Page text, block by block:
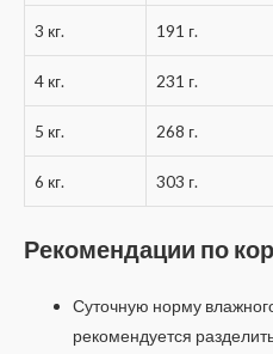
3 кг. 191 г.
4 кг. 231 г.
5 кг. 268 г.
6 кг. 303 г.
Рекомендации по
Суточную норму
рекомендуется